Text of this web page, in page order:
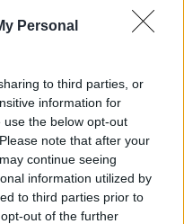
Personal
to third parties, or
information for
the below opt-out
note that after your
continue seeing
information utilized by
to third parties prior to
out of the further
την
Χάρη στην
τα σπόρια
σε ένα πανί, να
μέρη και στη